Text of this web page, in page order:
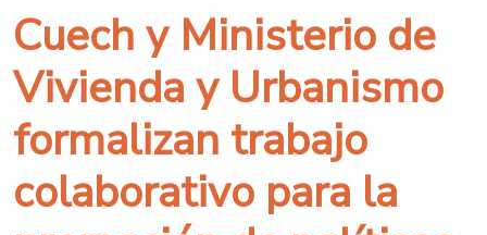
Cuech y Ministerio de
Vivienda y Urbanismo
formalizan trabajo
colaborativo para la